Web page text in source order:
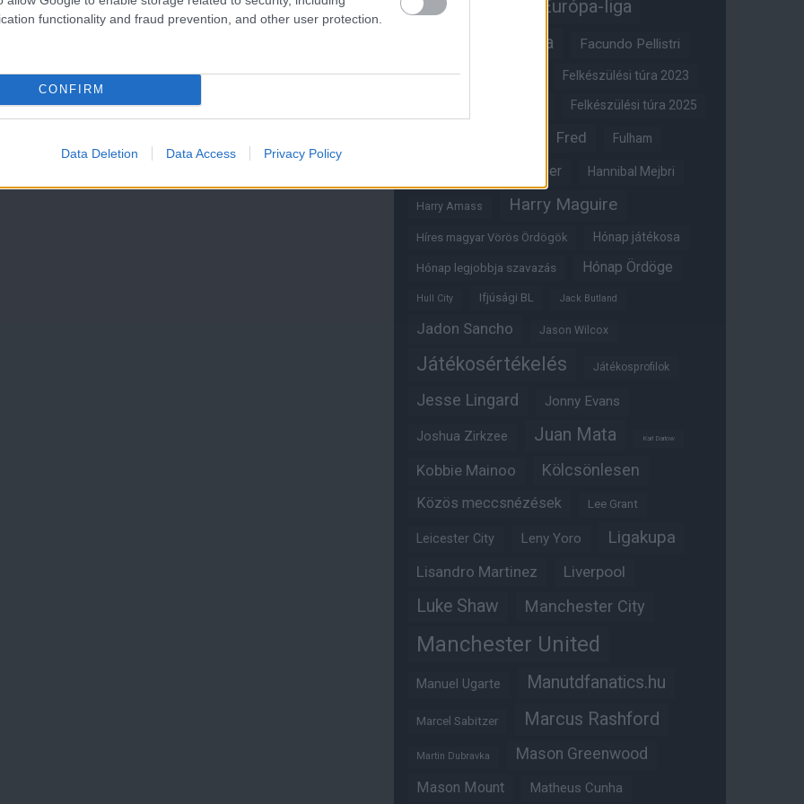
functionality and fraud prevention, and other user protection.
CONFIRM
Data Deletion Data Access Privacy Policy
Erik ten Hag Európa-liga
FA-kupa Facundo Pellistri
Felkészülési túra 2022 Felkészülési túra 2023
Felkészülési túra 2025
Fred Fulham
Glazer Hannibal Mejbri
Harry Amass Harry Maguire
Híres magyar Vörös Ördögök Hónap játékosa
Hónap legjobbja szavazás Hónap Ördöge
Hull City Ifjúsági BL Jack Butland
Jadon Sancho Jason Wilcox
Játékosértékelés Játékosprofilok
Jesse Lingard Jonny Evans
Joshua Zirkzee Juan Mata Karl Darlow
Kobbie Mainoo Kölcsönlesen
Közös meccsnézések Lee Grant
Leicester City Leny Yoro Ligakupa
Lisandro Martinez Liverpool
Luke Shaw Manchester City
Manchester United
Manuel Ugarte Manutdfanatics.hu
Marcel Sabitzer Marcus Rashford
Martin Dubravka Mason Greenwood
Mason Mount Matheus Cunha